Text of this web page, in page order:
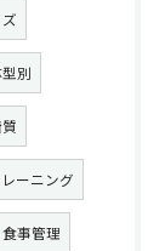
別
ーニング
食事管理